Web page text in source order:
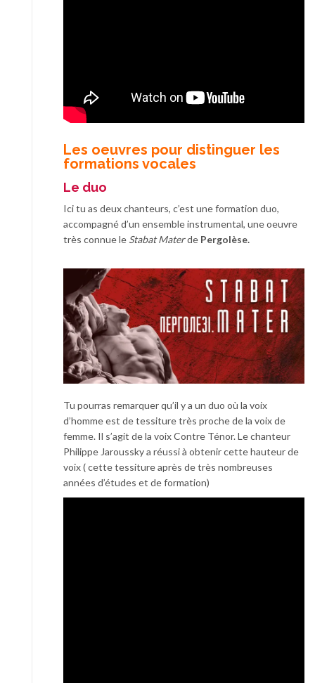
Les oeuvres pour distinguer les
formations vocales
Le duo
Ici tu as deux chanteurs, c’est une formation duo,
accompagné d’un ensemble instrumental, une oeuvre
très connue le Stabat Materde Pergolèse.
Tu pourras remarquer qu’il y a un duo où la voix
d’homme est de tessiture très proche de la voix de
femme. Il s’agit de la voix Contre Ténor. Le chanteur
Philippe Jaroussky a réussi à obtenir cette hauteur de
voix ( cette tessiture après de très nombreuses
années d’études et de formation)